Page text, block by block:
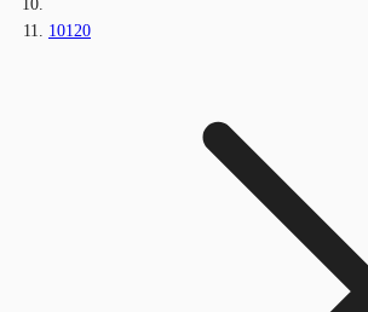
10120